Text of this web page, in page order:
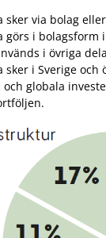
sker via bolag
görs i bolagsform
i övriga
sker i Sverige
och globala